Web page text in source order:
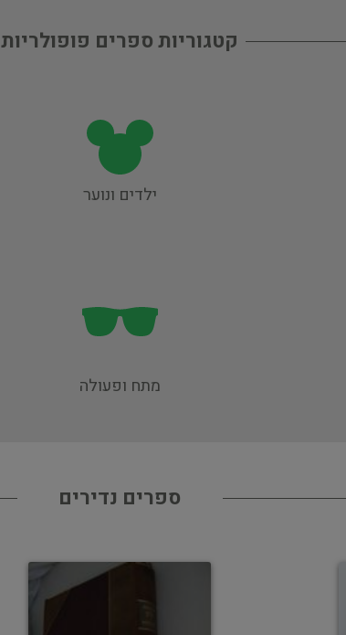
קטגוריות ספרים פופולריות
ילדים ונוער
מתח ופעולה
ספרים נדירים